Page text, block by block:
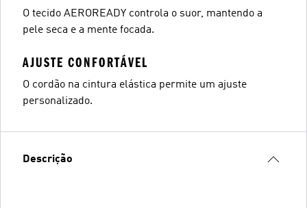
O tecido AEROREADY controla o suor, mantendo a
pele seca e a mente focada.
AJUSTE CONFORTÁVEL
O cordão na cintura elástica permite um ajuste
personalizado.
Descrição